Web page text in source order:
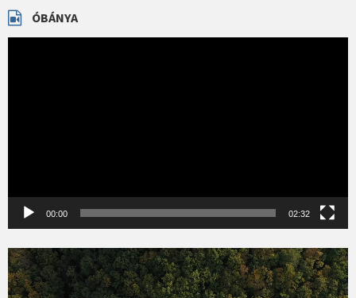
ÓBÁNYA
00:00 02:32
Videólejátszó